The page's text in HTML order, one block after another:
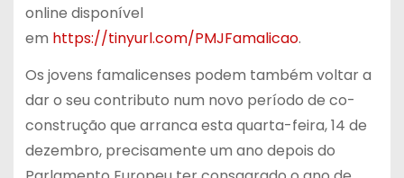
online disponível
em https://tinyurl.com/PMJFamalicao.
Os jovens famalicenses podem também voltar a
dar o seu contributo num novo período de co-
construção que arranca esta quarta-feira, 14 de
dezembro, precisamente um ano depois do